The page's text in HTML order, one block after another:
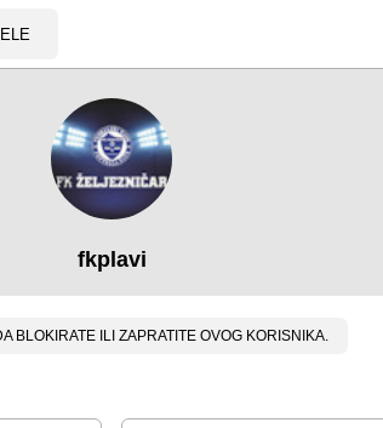
fkplavi
BLOKIRATE ILI ZAPRATITE OVOG KORISNIKA.